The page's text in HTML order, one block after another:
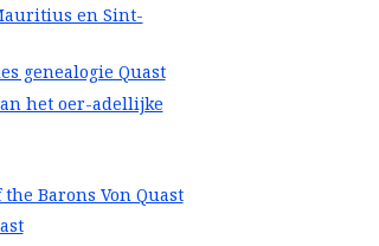
en Sint-
genealogie Quast
het oer-adellijke
Barons Von Quast